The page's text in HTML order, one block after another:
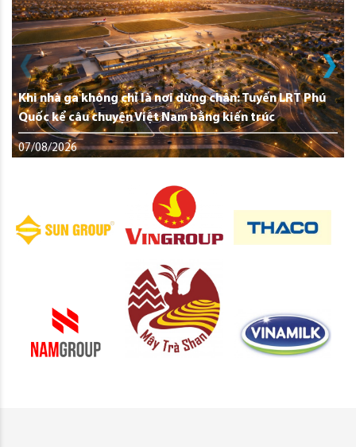
Khi nhà ga không chỉ là nơi dừng chân: Tuyến LRT Phú
Quốc kể câu chuyện Việt Nam bằng kiến trúc
07/08/2026